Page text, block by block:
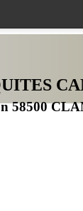
58500